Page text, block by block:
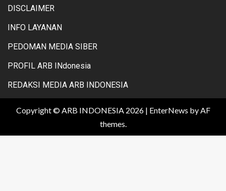
DISCLAIMER
INFO LAYANAN
PEDOMAN MEDIA SIBER
PROFIL ARB INdonesia
REDAKSI MEDIA ARB INDONESIA
Copyright © ARB INDONESIA 2026 | EnterNews by AF
themes.